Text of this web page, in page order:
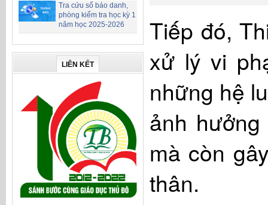
Tra cứu số báo danh,
phòng kiểm tra học kỳ 1
năm học 2025-2026
LIÊN KẾT
Tiếp đó,
xử lý vi
những hệ
ảnh
mà còn
thân.